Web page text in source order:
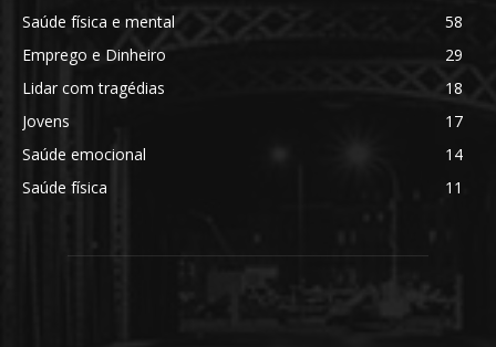
Saúde física e mental
58
Emprego e Dinheiro
29
Lidar com tragédias
18
Jovens
17
Saúde emocional
14
Saúde física
11